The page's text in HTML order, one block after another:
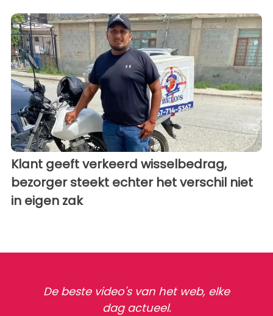
Klant geeft verkeerd wisselbedrag,
bezorger steekt echter het verschil niet
in eigen zak
De beste video's van het web, elke
dag actueel.